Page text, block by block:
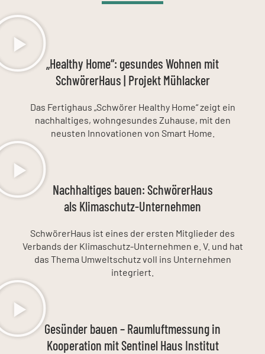
„Healthy Home“: gesundes Wohnen mit
SchwörerHaus | Projekt Mühlacker
Das Fertighaus „Schwörer Healthy Home“ zeigt ein
nachhaltiges, wohngesundes Zuhause, mit den
neusten Innovationen von Smart Home.
Nachhaltiges bauen: SchwörerHaus
als Klimaschutz-Unternehmen
SchwörerHaus ist eines der ersten Mitglieder des
Verbands der Klimaschutz-Unternehmen e. V. und hat
das Thema Umweltschutz voll ins Unternehmen
integriert.
Gesünder bauen – Raumluftmessung in
Kooperation mit Sentinel Haus Institut